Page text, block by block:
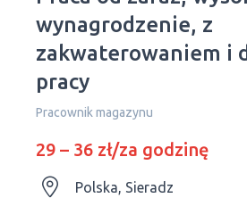
wynagrodzenie, z
zakwaterowaniem i
pracy
Рracownik magazynu
29 – 36 zł/za godzinę
Polska, Sieradz